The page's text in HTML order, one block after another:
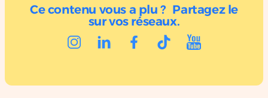
Ce contenu vous a plu ? Partagez le
sur vos réseaux.